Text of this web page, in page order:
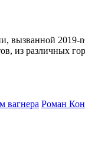
вызванной 2019-
из различных
вагнера Роман